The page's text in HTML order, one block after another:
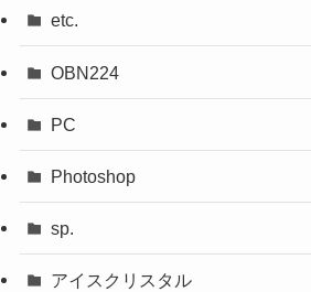
etc.
OBN224
PC
Photoshop
sp.
アイスクリスタル